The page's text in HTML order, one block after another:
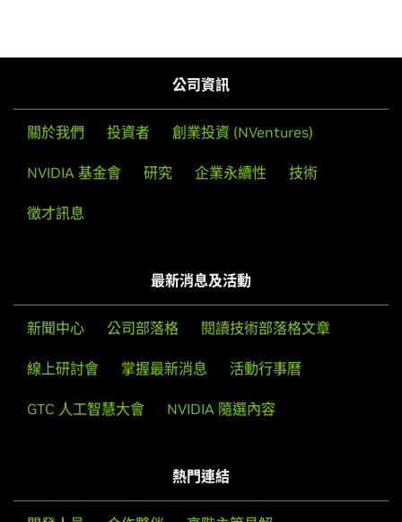
公司資訊
關於我們 投資者 創業投資 (NVentures)
NVIDIA 基金會 研究 企業永續性 技術
徵才訊息
最新消息及活動
新聞中心 公司部落格 閱讀技術部落格文章
線上研討會 掌握最新消息 活動行事曆
GTC 人工智慧大會 NVIDIA 隨選內容
熱門連結